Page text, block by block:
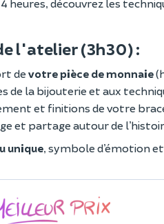
heures, découvrez les
l'atelier (3h30) :
de votre pièce de monnaie
de la bijouterie et aux
et finitions de votre
et partage autour de
unique, symbole d’émotion